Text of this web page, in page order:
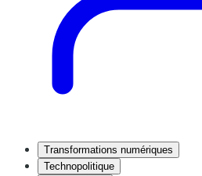
Transformations numériques
Technopolitique